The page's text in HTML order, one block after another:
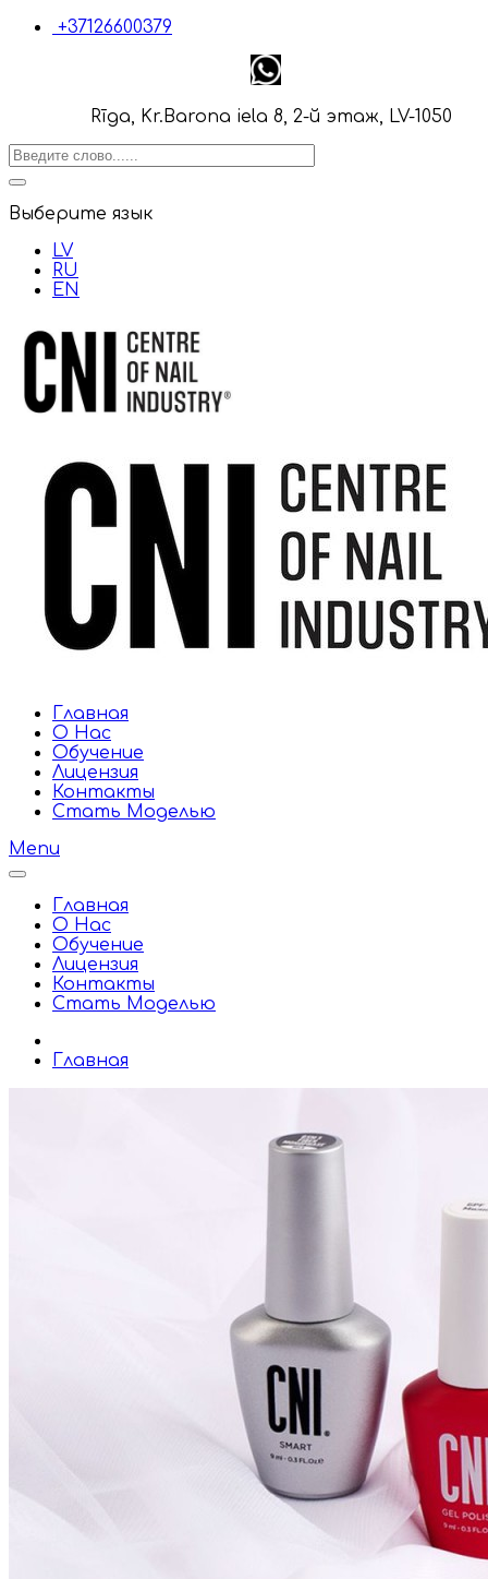
+37126600379
Rīga, Kr.Barona iela 8, 2-й этаж, LV-1050
Выберите язык
LV
RU
EN
Главная
О Нас
Обучение
Лицензия
Контакты
Стать Моделью
Menu
Главная
О Нас
Обучение
Лицензия
Контакты
Стать Моделью
Главная